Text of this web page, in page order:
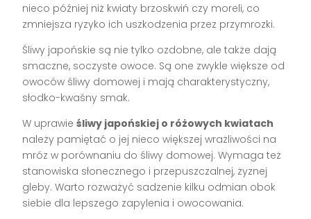
nieco później niż kwiaty brzoskwiń czy moreli, co
zmniejsza ryzyko ich uszkodzenia przez przymrozki.
Śliwy japońskie są nie tylko ozdobne, ale także dają
smaczne, soczyste owoce. Są one zwykle większe od
owoców śliwy domowej i mają charakterystyczny,
słodko-kwaśny smak.
W uprawieśliwy japońskiej o różowych kwiatach
należy pamiętać o jej nieco większej wrażliwości na
mróz w porównaniu do śliwy domowej. Wymaga też
stanowiska słonecznego i przepuszczalnej, żyznej
gleby. Warto rozważyć sadzenie kilku odmian obok
siebie dla lepszego zapylenia i owocowania.